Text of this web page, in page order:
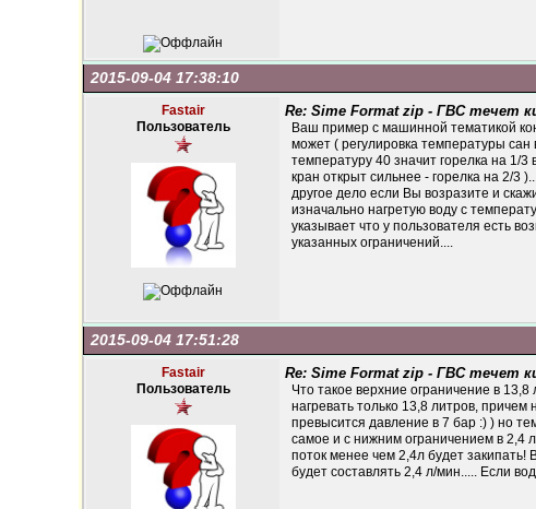
2015-09-04 17:38:10
Fastair
Пользователь
Re: Sime Format zip - ГВС течет
Ваш пример с машинной тематикой
может ( регулировка температуры
температуру 40 значит горелка на 1/
кран открыт сильнее - горелка на 2/3
другое дело если Вы возразите и
изначально нагретую воду с
указывает что у пользователя есть
указанных ограничений....
2015-09-04 17:51:28
Fastair
Пользователь
Re: Sime Format zip - ГВС течет
Что такое верхние ограничение в
нагревать только 13,8 литров, причем
превысится давление в 7 бар :) ) но
самое и с нижним ограничением в 2,4
поток менее чем 2,4л будет закипать!
будет составлять 2,4 л/мин..... Если